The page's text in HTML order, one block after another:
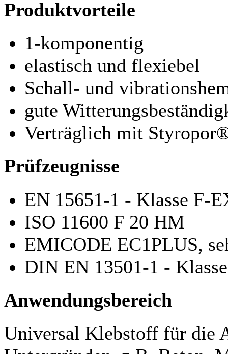
Produktvorteile
1-komponentig
elastisch und flexiebel
Schall- und
gute
Verträglich mit
Prüfzeugnisse
EN 15651-1 - Klasse F-
ISO 11600 F 20 HM
EMICODE EC1PLUS,
DIN EN 13501-1 -
Anwendungsbereich
Universal Klebstoff für die